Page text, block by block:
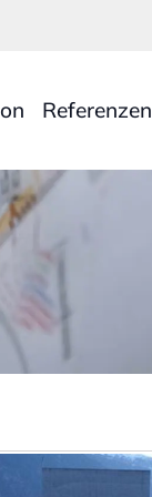
Referenzen